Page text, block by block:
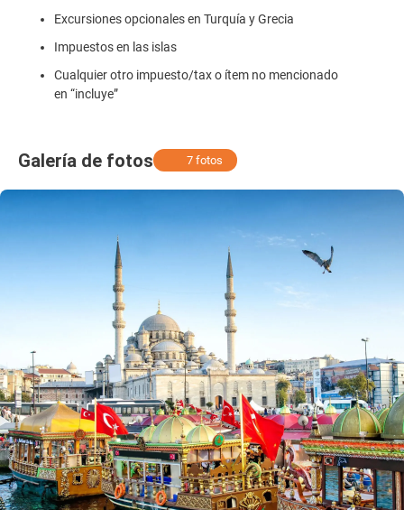
Excursiones opcionales en Turquía y Grecia
Impuestos en las islas
Cualquier otro impuesto/tax o ítem no mencionado
en “incluye”
Galería de fotos 7 fotos